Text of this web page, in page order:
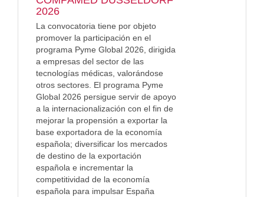
2026
La convocatoria tiene por objeto
promover la participación en el
programa Pyme Global 2026, dirigida
a empresas del sector de las
tecnologías médicas, valorándose
otros sectores. El programa Pyme
Global 2026 persigue servir de apoyo
a la internacionalización con el fin de
mejorar la propensión a exportar la
base exportadora de la economía
española; diversificar los mercados
de destino de la exportación
española e incrementar la
competitividad de la economía
española para impulsar España